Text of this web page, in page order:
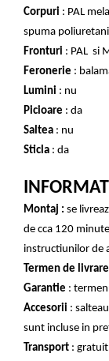
Corpuri : PAL
spuma
Fronturi : PAL si
Feronerie :
Lumini : nu
Picioare : da
Saltea : nu
Sticla : da
Montaj : se
de cca 120
instructiunilor de
Termen de livrare
Garantie :
Accesorii :
sunt incluse in
Transport : gratuit